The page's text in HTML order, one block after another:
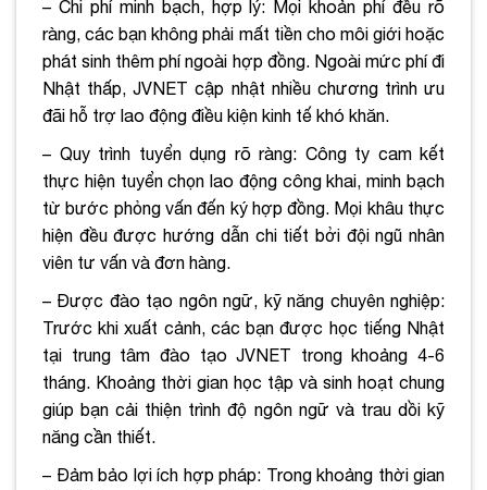
– Chi phí minh bạch, hợp lý: Mọi khoản phí đều rõ
ràng, các bạn không phải mất tiền cho môi giới hoặc
phát sinh thêm phí ngoài hợp đồng. Ngoài mức phí đi
Nhật thấp, JVNET cập nhật nhiều chương trình ưu
đãi hỗ trợ lao động điều kiện kinh tế khó khăn.
– Quy trình tuyển dụng rõ ràng: Công ty cam kết
thực hiện tuyển chọn lao động công khai, minh bạch
từ bước phỏng vấn đến ký hợp đồng. Mọi khâu thực
hiện đều được hướng dẫn chi tiết bởi đội ngũ nhân
viên tư vấn và đơn hàng.
– Được đào tạo ngôn ngữ, kỹ năng chuyên nghiệp:
Trước khi xuất cảnh, các bạn được học tiếng Nhật
tại trung tâm đào tạo JVNET trong khoảng 4-6
tháng. Khoảng thời gian học tập và sinh hoạt chung
giúp bạn cải thiện trình độ ngôn ngữ và trau dồi kỹ
năng cần thiết.
– Đảm bảo lợi ích hợp pháp: Trong khoảng thời gian